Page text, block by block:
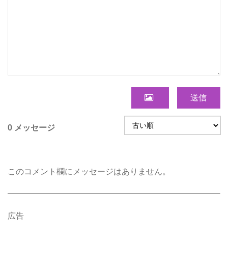
送信
0 メッセージ
このコメント欄にメッセージはありません。
広告